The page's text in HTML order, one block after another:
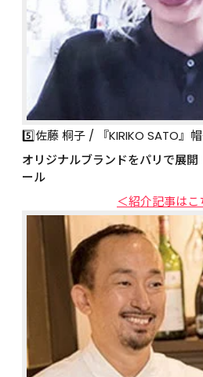
5️⃣佐藤 桐子 / 『KIRIKO SATO』
オリジナルブランドをパリで展開
ール
＜紹介記事はこ